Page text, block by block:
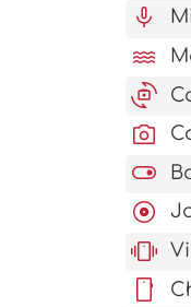
mic
water
cameraswitch
photo_camera
toggle_on
album
vibration
stay_current_portrait